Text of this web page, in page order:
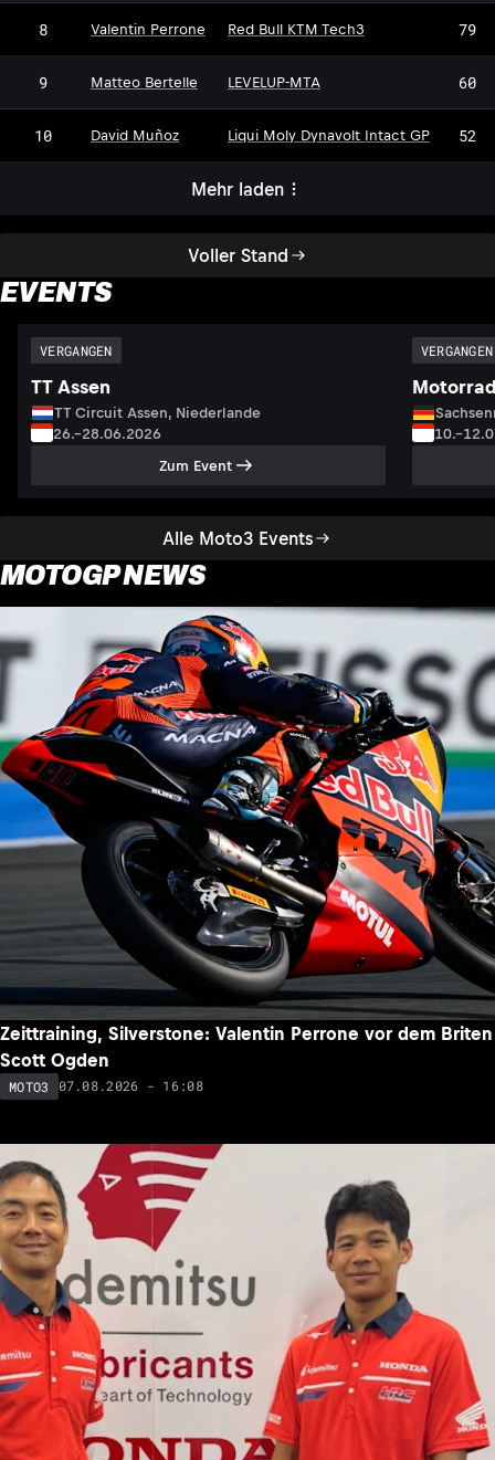
Voller Stand
8 Valentin Perrone Red Bull KTM Tech3 79
9 Matteo Bertelle LEVELUP-MTA 60
10 David Muñoz Liqui Moly Dynavolt Intact GP 52
Mehr laden
EVENTS
Alle Moto3 Events
VERGANGEN
TT Assen
TT Circuit Assen, Niederlande
26.–28.06.2026
Zum Event
VERGANGEN
MOTOGP NEWS
Zeittraining, Silverstone: Valentin Perrone vor dem Briten
Scott Ogden
MOTO3 07.08.2026 - 16:08